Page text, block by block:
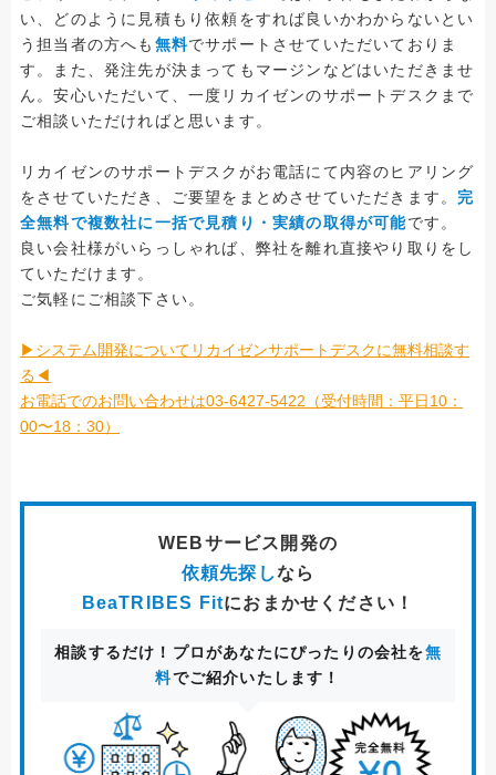
い、どのように見積もり依頼をすれば良いかわからないとい
う担当者の方へも 無料でサポートさせていただいておりま
す。また、発注先が決まってもマージンなどはいただきませ
ん。安心いただいて、一度リカイゼンのサポートデスクまで
ご相談いただければと思います。
リカイゼンのサポートデスクがお電話にて内容のヒアリング
をさせていただき、ご要望をまとめさせていただきます。 完
全無料で複数社に一括で見積り・実績の取得が可能です。
良い会社様がいらっしゃれば、弊社を離れ直接やり取りをし
ていただけます。
ご気軽にご相談下さい。
▶システム開発についてリカイゼンサポートデスクに無料相談す
る◀
お電話でのお問い合わせは03-6427-5422（受付時間：平日10：
00〜18：30）
WEBサービス開発の
依頼先探しなら
BeaTRIBES Fitにおまかせください！
相談するだけ！プロがあなたにぴったりの会社を無
料でご紹介いたします！